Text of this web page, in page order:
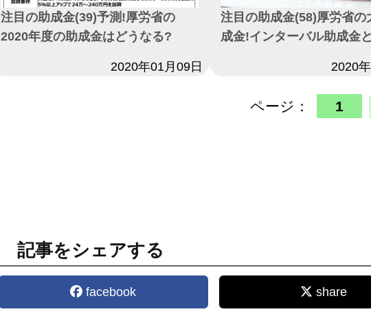
注目の助成金(39)予測!厚労省の
2020年度の助成金はどうなる?
2020年01月09日
注目の助成金(58)厚労省の
成金!インターバル助成金
2020
ページ： 1
記事をシェアする
facebook share